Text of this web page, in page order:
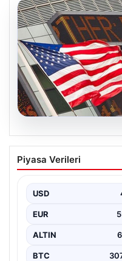
05.08.2026
FED faiz kararı
Nisan ayı faiz
Piyasa Verileri
USD
EUR
ALTIN
BTC